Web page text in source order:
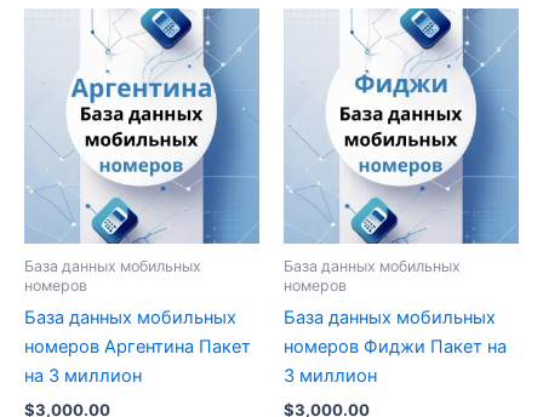
База данных мобильных
номеров
База данных мобильных
номеров Аргентина Пакет
на 3 миллион
$3,000.00
База данных мобильных
номеров
База данных мобильных
номеров Фиджи Пакет на
3 миллион
$3,000.00